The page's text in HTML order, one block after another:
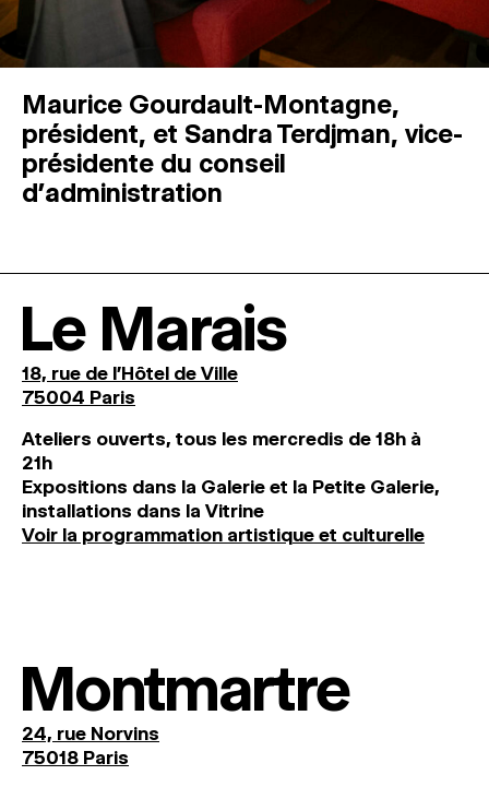
Maurice Gourdault-Montagne,
président, et Sandra Terdjman, vice-
présidente du conseil
d’administration
Le Marais
18, rue de l'Hôtel de Ville
75004 Paris
Ateliers ouverts, tous les mercredis de 18h à
21h
Expositions dans la Galerie et la Petite Galerie,
installations dans la Vitrine
Voir la programmation artistique et culturelle
Montmartre
24, rue Norvins
75018 Paris